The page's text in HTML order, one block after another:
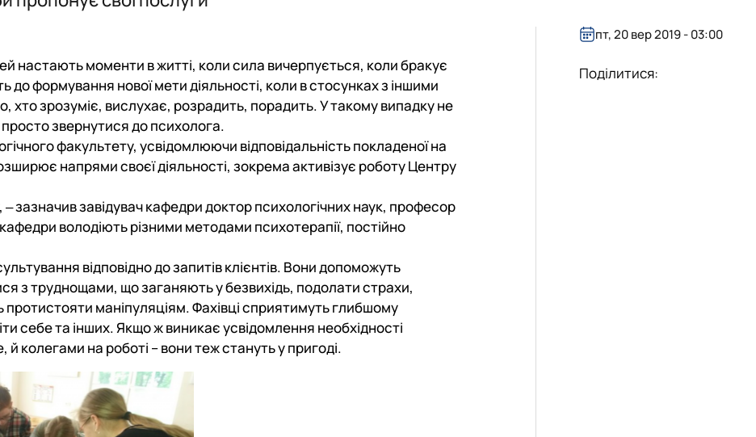
настають моменти в житті, коли сила вичерпується, коли бракує
формування нової мети діяльності, коли в стосунках з іншими
хто зрозуміє, вислухає, розрадить, порадить. У такому випадку не
звернутися до психолога.
факультету, усвідомлюючи відповідальність покладеної на
напрями своєї діяльності, зокрема активізує роботу Центру
зазначив завідувач кафедри доктор психологічних наук, професор
володіють різними методами психотерапії, постійно
відповідно до запитів клієнтів. Вони допоможуть
з труднощами, що заганяють у безвихідь, подолати страхи,
маніпуляціям. Фахівці сприятимуть глибшому
себе та інших. Якщо ж виникає усвідомлення необхідності
колегами на роботі – вони теж стануть у пригоді.
пт, 20 вер 2019 - 03:00
Поділитися: